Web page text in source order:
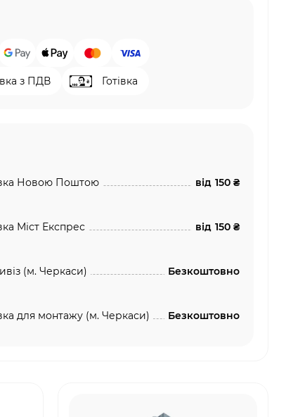
з ПДВ Готівка
Новою Поштою від 150 ₴
Міст Експрес від 150 ₴
(м. Черкаси) Безкоштовно
для монтажу (м. Черкаси) Безкоштовно